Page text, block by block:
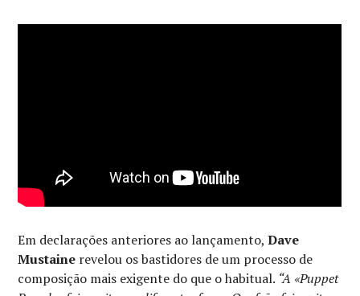
Em declarações anteriores ao lançamento,Dave
Mustaine revelou os bastidores de um processo de
composição mais exigente do que o habitual. “A «Puppet